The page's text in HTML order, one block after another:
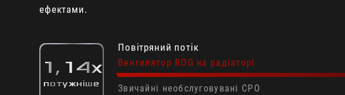
ефектами.
1,14x
потужніше
Повітряний потік
Вентилятор ROG на радіаторі
Звичайні необслуговувані СРО